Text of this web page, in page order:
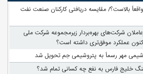
بالاست؟/ مقایسه دریافتی کارکنان صنعت نفت
شرکت‌های بهره‌بردار زیرمجموعه شرکت ملی
عملکرد موفق‌تری داشته است؟
مهر رسماً به پتروشیمی جم تحویل شد
خلیج فارس به نفع چه کسانی تمام شد؟